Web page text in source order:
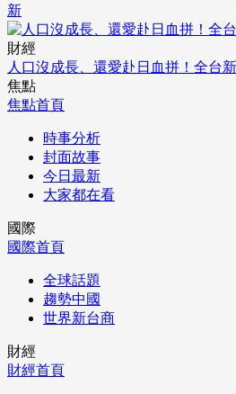
新
財經
人口沒成長、還愛赴日血拼！全台
焦點
焦點首頁
時事分析
封面故事
今日最新
大家都在看
國際
國際首頁
全球話題
趨勢中國
世界新台商
財經
財經首頁